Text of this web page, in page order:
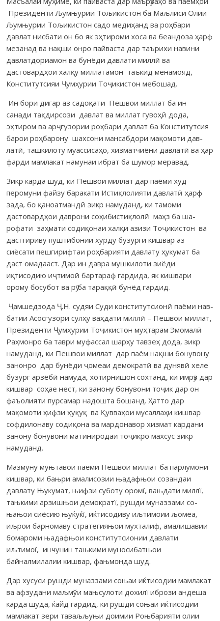
Пре­зи­денти Љумњурии Тољикистон ба Маљлиси Олии
Љумњурии Тољикистон са­до медиҳанд ва роҳбари
давлат нисбати он бо як эҳтироми хоса ва беан­доза ҳарф
мезанад ва нақши онро пайваста дар таърихи навини
дав­лат­дориамон ва бунёди давлати миллӣ ва
дастовардҳои халқу мил­ла­та­мон таъкид менамояд,
Конститутсияи Ҷумҳурии Тоҷикистон мебо­шад.
Ин бори дигар аз садоқати Пешвои миллат ба ин
санади тақ­ди­рсо­зи давлат ва мил­лат гувоҳӣ дода,
эҳтиром ва арҷгузории роҳбари дав­лат ба Кон­ститутсия
барои роҳбарону шахсони мансабдори мақо­моти дав­
латӣ, таш­ки­лоту муассисаҳо, хизматчиёни давлатӣ ва ҳар
фарди мам­лакат намунаи ибрат ба шумор меравад.
Зикр карда шуд, ки Пешвои миллат дар паёми худ
перомуни файзу баракати Истиқлолияти давлатӣ ҳарф
зада, бо қаноатмандӣ зикр намуданд, ки тамоми
дастовардҳои даврони соҳибистиқлолӣ маҳз ба ша­
рофати заҳмати содиқонаи халқи азизи Тоҷикистон ва
дастгириву пушти­бонии хурду бузурги кишвар аз
сиёсати пешгирифтаи роҳбарияти давлату ҳукумат ба
даст омадааст. Дар ин давра мушкилоти зиёди
иқтисодию иҷтимоӣ бартараф гардида, як кишвари
орому босубот ва рӯ ба тараққӣ бун­ёд гардид.
Ҷамшедзода Ҷ.Н. судяи Суди конститутсионӣ паёми нав­
батии Асос­гузори сулҳу ваҳ­дати миллӣ – Пешвои миллат,
Президенти Ҷумҳурии Тоҷикистон муҳ­тарам Эмомалӣ
Раҳмонро ба таври муфассал шарҳу тавзеҳ дода, зикр
намуданд, ки Пешвои миллат дар паём нақши бону­вону
за­нонро дар бунёди ҷомеаи демократӣ ва дунявӣ хеле
бузург арзёбӣ намуда, хотирнишон сохтанд, ки имрӯз дар
кишвар соҳае нест, ки занону бонувони тоҷик дар он
фаъолияти пурсамар надошта бошанд. Ҳатто дар
мақомоти ҳифзи ҳуқуқ ва Қувваҳои мусаллаҳи кишвар
софдилонаву соди­қона ва мар­донавор хизмат кардани
занону бонувони матиниродаи то­ҷикро мах­сус зикр
намуданд.
Мазмуну муњтавои паёми Пешвои миллат ба парлумони
кишвар, ки бањри амалисозии њадафњои созандаи
давлату Њукумат, њифзи суботу оро­мї, вањдати миллї,
тањкими арзишњои демократї, рушди муназзами со­
њањои сиёсию њуќуќї, иќтисодиву иљтимоии љомеа,
иљрои барномаву стра­тегияњои мухталиф, амалишавии
бомароми њадафњои конститутсионии дав­лати
иљтимої, инчунин тањкими муносибатњои
байналмилалии киш­вар, фањмонда шуд.
Дар хусуси рушди муназзами соњаи иќтисодии мамлакат
ва аф­зудани маљмўи мањсулоти дохилї ибрози андеша
карда шуда, ќайд гардид, ки рушди соњаи иќтисодии
мамлакат зери таваљљуњи доимии Роњбарияти олии